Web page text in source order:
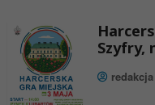
Szyfry,
redakcja